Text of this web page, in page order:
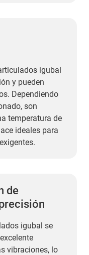
igubal
y pueden
Dependiendo
son
temperatura de
ideales para
de
igubal se
vibraciones, lo